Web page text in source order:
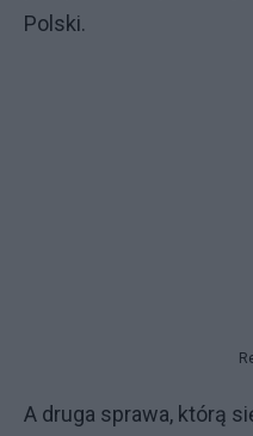
Polski.
A druga sprawa, którą